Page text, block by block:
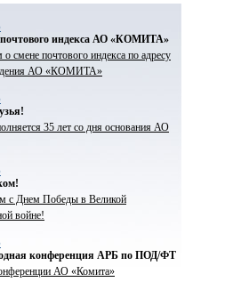
почтового индекса АО «КОМИТА»
смене почтового индекса по адресу
АО «КОМИТА»
35 лет со дня основания АО
с Днем Победы в Великой
войне!
конференция АРБ по ПОД/ФТ
АО «Комита»